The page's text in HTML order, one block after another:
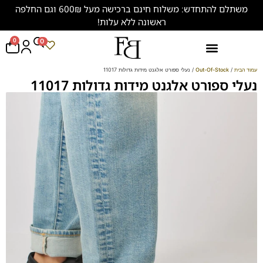
משתלם להתחדש: משלוח חינם ברכישה מעל 600₪ וגם החלפה
ראשונה ללא עלות!
0 0
עמוד הבית /
Out-Of-Stock / נעלי ספורט אלגנט מידות גדולות 11017
נעלי ספורט אלגנט מידות גדולות 11017